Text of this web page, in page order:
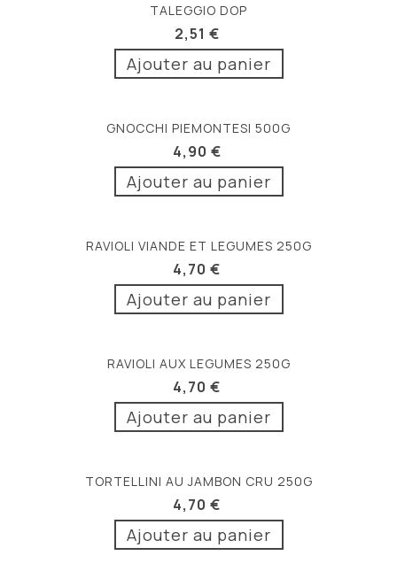
TALEGGIO DOP
2,51 €
Ajouter au panier
GNOCCHI PIEMONTESI 500G
4,90 €
Ajouter au panier
RAVIOLI VIANDE ET LEGUMES 250G
4,70 €
Ajouter au panier
RAVIOLI AUX LEGUMES 250G
4,70 €
Ajouter au panier
TORTELLINI AU JAMBON CRU 250G
4,70 €
Ajouter au panier